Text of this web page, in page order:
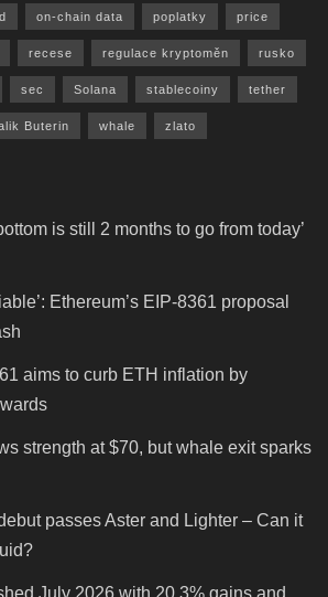
on-chain data poplatky price
recese regulace kryptoměn rusko
sec Solana stablecoiny tether
Buterin whale zlato
is still 2 months to go from today’
Ethereum’s EIP-8361 proposal
aims to curb ETH inflation by
strength at $70, but whale exit sparks
passes Aster and Lighter – Can it
July 2026 with 20.3% gains and